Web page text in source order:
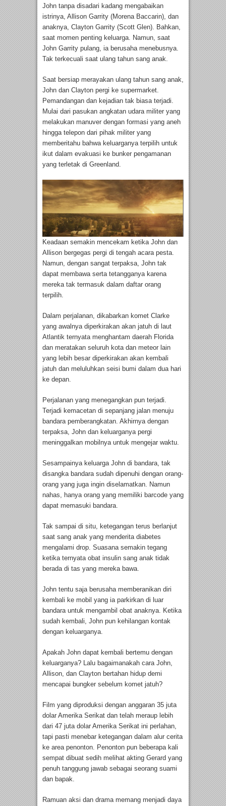
John tanpa disadari kadang mengabaikan
istrinya, Allison Garrity (Morena Baccarin), dan
anaknya, Clayton Garrity (Scott Glen). Bahkan,
saat momen penting keluarga. Namun, saat
John Garrity pulang, ia berusaha menebusnya.
Tak terkecuali saat ulang tahun sang anak.
Saat bersiap merayakan ulang tahun sang anak,
John dan Clayton pergi ke supermarket.
Pemandangan dan kejadian tak biasa terjadi.
Mulai dari pasukan angkatan udara militer yang
melakukan manuver dengan formasi yang aneh
hingga telepon dari pihak militer yang
memberitahu bahwa keluarganya terpilih untuk
ikut dalam evakuasi ke bunker pengamanan
yang terletak di Greenland.
Keadaan semakin mencekam ketika John dan
Allison bergegas pergi di tengah acara pesta.
Namun, dengan sangat terpaksa, John tak
dapat membawa serta tetangganya karena
mereka tak termasuk dalam daftar orang
terpilih.
Dalam perjalanan, dikabarkan komet Clarke
yang awalnya diperkirakan akan jatuh di laut
Atlantik ternyata menghantam daerah Florida
dan meratakan seluruh kota dan meteor lain
yang lebih besar diperkirakan akan kembali
jatuh dan meluluhkan seisi bumi dalam dua hari
ke depan.
Perjalanan yang menegangkan pun terjadi.
Terjadi kemacetan di sepanjang jalan menuju
bandara pemberangkatan. Akhirnya dengan
terpaksa, John dan keluarganya pergi
meninggalkan mobilnya untuk mengejar waktu.
Sesampainya keluarga John di bandara, tak
disangka bandara sudah dipenuhi dengan orang-
orang yang juga ingin diselamatkan. Namun
nahas, hanya orang yang memiliki barcode yang
dapat memasuki bandara.
Tak sampai di situ, ketegangan terus berlanjut
saat sang anak yang menderita diabetes
mengalami drop. Suasana semakin tegang
ketika ternyata obat insulin sang anak tidak
berada di tas yang mereka bawa.
John tentu saja berusaha memberanikan diri
kembali ke mobil yang ia parkirkan di luar
bandara untuk mengambil obat anaknya. Ketika
sudah kembali, John pun kehilangan kontak
dengan keluarganya.
Apakah John dapat kembali bertemu dengan
keluarganya? Lalu bagaimanakah cara John,
Allison, dan Clayton bertahan hidup demi
mencapai bungker sebelum komet jatuh?
Film yang diproduksi dengan anggaran 35 juta
dolar Amerika Serikat dan telah meraup lebih
dari 47 juta dolar Amerika Serikat ini perlahan,
tapi pasti menebar ketegangan dalam alur cerita
ke area penonton. Penonton pun beberapa kali
sempat dibuat sedih melihat akting Gerard yang
penuh tanggung jawab sebagai seorang suami
dan bapak.
Ramuan aksi dan drama memang menjadi daya